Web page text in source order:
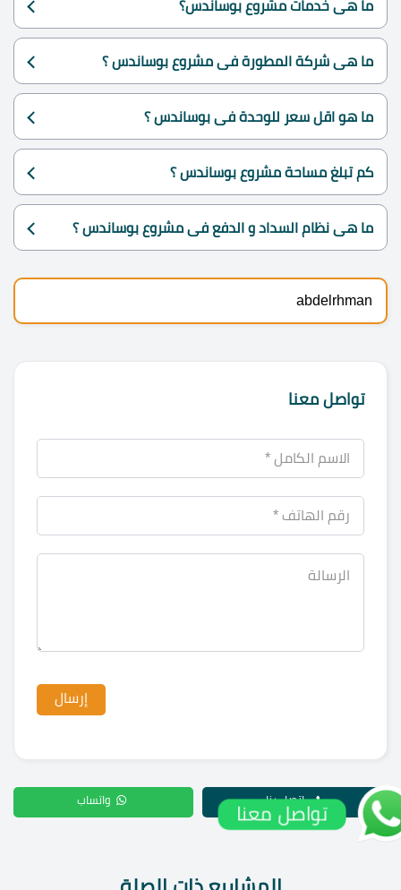
ما هى خدمات مشروع بوساندس؟
ما هى شركة المطورة فى مشروع بوساندس ؟
ما هو اقل سعر للوحدة فى بوساندس ؟
كم تبلغ مساحة مشروع بوساندس ؟
ما هى نظام السداد و الدفع فى مشروع بوساندس ؟
abdelrhman
تواصل معنا
اتصل بنا واتساب
تواصل معنا